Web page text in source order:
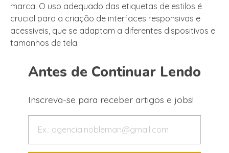
marca. O uso adequado das etiquetas de estilos é
crucial para a criação de interfaces responsivas e
acessíveis, que se adaptam a diferentes dispositivos e
tamanhos de tela.
Antes de Continuar Lendo
Inscreva-se para receber artigos e jobs!